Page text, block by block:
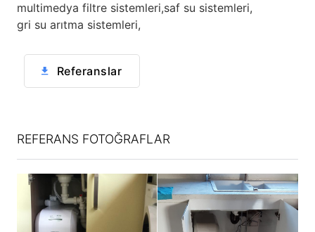
multimedya filtre sistemleri,saf su sistemleri,
gri su arıtma sistemleri,
Referanslar
REFERANS FOTOĞRAFLAR